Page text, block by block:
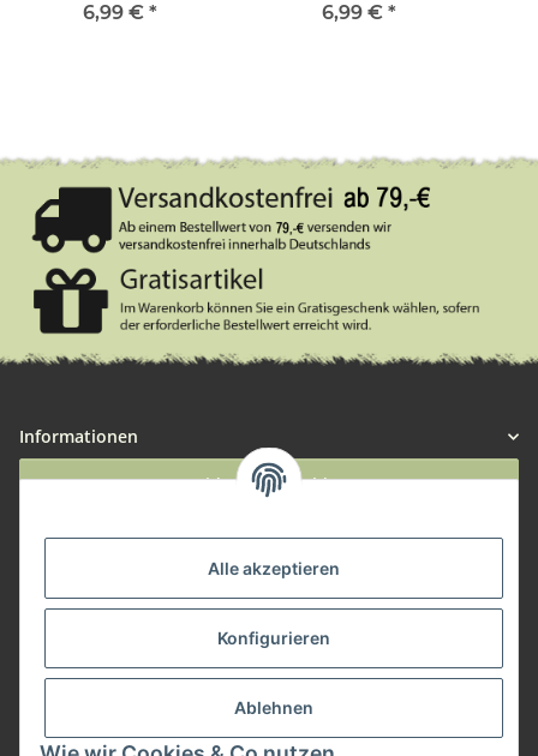
Alle akzeptieren
Konfigurieren
Ablehnen
6,99 € *
6,99 € *
Informationen
Widerruf anmelden
Herstellerinformationen